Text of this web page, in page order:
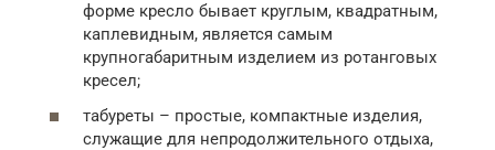
форме кресло бывает круглым, квадратным,
каплевидным, является самым
крупногабаритным изделием из ротанговых
кресел;
табуреты – простые, компактные изделия,
служащие для непродолжительного отдыха,